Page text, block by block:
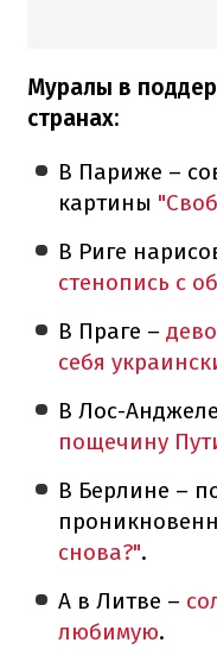
Муралы в
странах:
В Париже –
картины
В Риге
стенопись с
В Праге –
себя
В Лос-
пощечину
В Берлине –
снова?".
А в Литве –
любимую.